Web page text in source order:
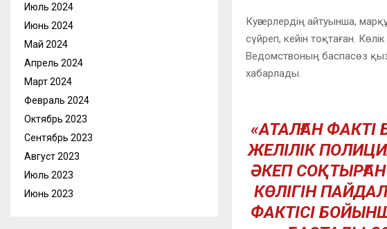
Куәгерлердің айтуынша,
сүйреп, кейін тоқтаған.
Ведомствоның баспасөз
хабарлады.
«АТАЛҒАН
ЖЕЛІЛІК
ӘКЕП
КӨЛІГІН
ФАКТІСІ
Июль 2024
Июнь 2024
Май 2024
Апрель 2024
Март 2024
Февраль 2024
Октябрь 2023
Сентябрь 2023
Август 2023
Июль 2023
Июнь 2023